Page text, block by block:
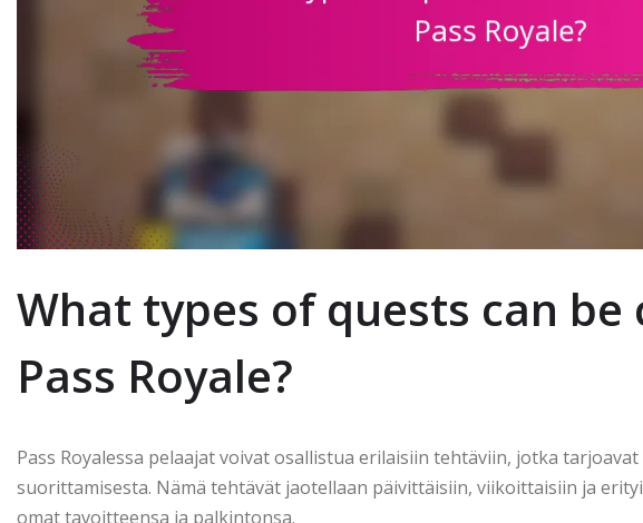
What types of quests can be
Pass Royale?
Pass Royalessa pelaajat voivat osallistua erilaisiin tehtäviin, jotka
suorittamisesta. Nämä tehtävät jaotellaan päivittäisiin, viikoittaisiin ja
omat tavoitteensa ja palkintonsa.